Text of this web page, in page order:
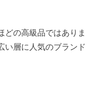
どの高級品ではありま
い層に人気のブランド